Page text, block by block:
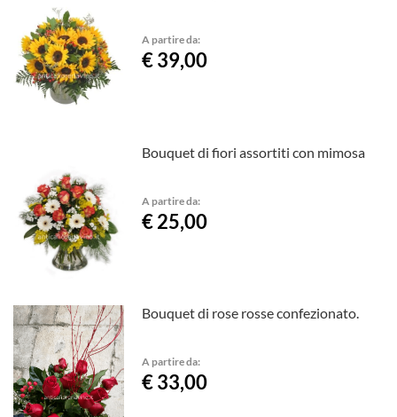
A partire da:
€ 39,00
Bouquet di fiori assortiti con mimosa
A partire da:
€ 25,00
Bouquet di rose rosse confezionato.
A partire da:
€ 33,00